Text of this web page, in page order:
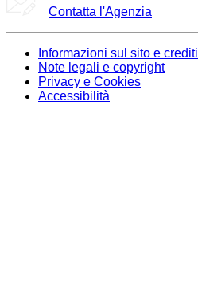
Contatta l'Agenzia
Informazioni sul sito e crediti
Note legali e copyright
Privacy e Cookies
Accessibilità